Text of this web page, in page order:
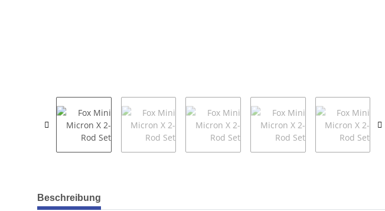
weitere Registerkarten anzeigen
Beschreibung